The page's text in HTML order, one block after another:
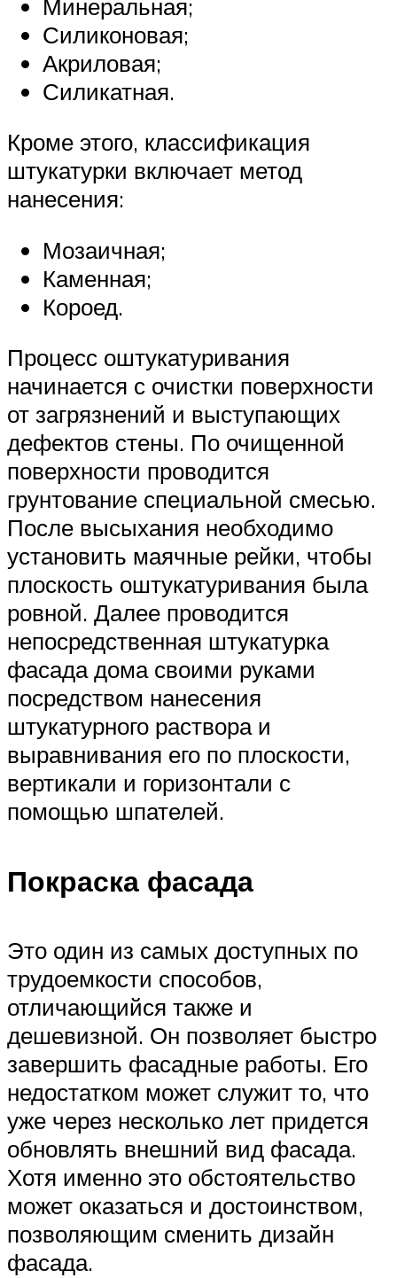
Минеральная;
Силиконовая;
Акриловая;
Силикатная.
Кроме этого, классификация
штукатурки включает метод
нанесения:
Мозаичная;
Каменная;
Короед.
Процесс оштукатуривания
начинается с очистки поверхности
от загрязнений и выступающих
дефектов стены. По очищенной
поверхности проводится
грунтование специальной смесью.
После высыхания необходимо
установить маячные рейки, чтобы
плоскость оштукатуривания была
ровной. Далее проводится
непосредственная штукатурка
фасада дома своими руками
посредством нанесения
штукатурного раствора и
выравнивания его по плоскости,
вертикали и горизонтали с
помощью шпателей.
Покраска фасада
Это один из самых доступных по
трудоемкости способов,
отличающийся также и
дешевизной. Он позволяет быстро
завершить фасадные работы. Его
недостатком может служит то, что
уже через несколько лет придется
обновлять внешний вид фасада.
Хотя именно это обстоятельство
может оказаться и достоинством,
позволяющим сменить дизайн
фасада.